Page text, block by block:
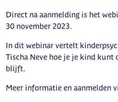
Direct na aanmelding is het
30 november 2023.
In dit webinar vertelt
Tischa Neve hoe je je kind kunt
blijft.
Meer informatie en aanmelden